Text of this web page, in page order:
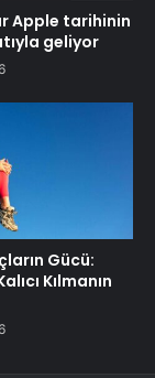
Apple tarihinin
geliyor
Gücü:
Kılmanın